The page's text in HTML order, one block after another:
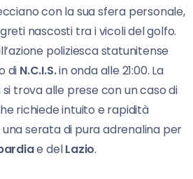
con la sua sfera personale,
nascosti tra i vicoli del golfo.
poliziesca statunitense
di N.C.I.S.in onda alle 21:00. La
trova alle prese con un caso di
richiede intuito e rapidità
una serata di pura adrenalina per
e delLazio.